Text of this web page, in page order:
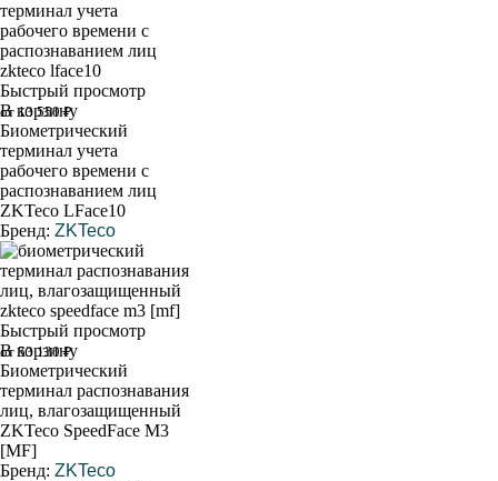
Быстрый просмотр
В корзину
от 13 550 ₽
Биометрический
терминал учета
рабочего времени с
распознаванием лиц
ZKTeco LFace10
Бренд: ZKTeco
Быстрый просмотр
В корзину
от 53 130 ₽
Биометрический
терминал распознавания
лиц, влагозащищенный
ZKTeco SpeedFace M3
[MF]
Бренд: ZKTeco